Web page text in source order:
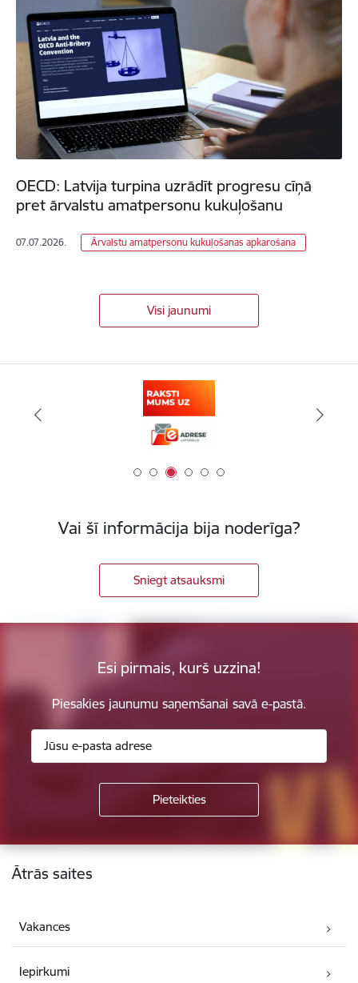
OECD: Latvija turpina uzrādīt progresu cīņā
pret ārvalstu amatpersonu kukuļošanu
07.07.2026. Ārvalstu amatpersonu kukuļošanas apkarošana
Visi jaunumi
Vai šī informācija bija noderīga?
Sniegt atsauksmi
Esi pirmais, kurš uzzina!
Piesakies jaunumu saņemšanai savā e-pastā.
Kājene
Ātrās saites
Vakances
Iepirkumi